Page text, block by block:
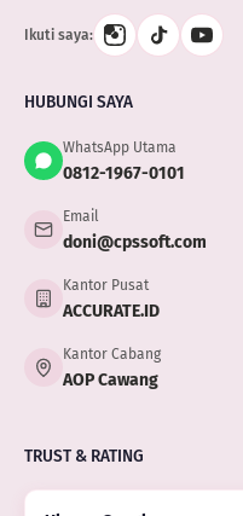
Ikuti saya:
HUBUNGI SAYA
WhatsApp Utama
0812-1967-0101
Email
doni@cpssoft.com
Kantor Pusat
ACCURATE.ID
Kantor Cabang
AOP Cawang
TRUST & RATING